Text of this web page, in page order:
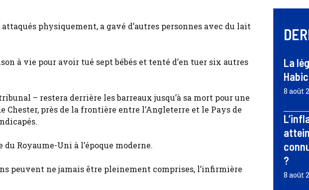
physiquement, a gavé d’autres personnes avec du lait
à vie pour avoir tué sept bébés et tenté d’en tuer six autres
– restera derrière les barreaux jusqu’à sa mort pour une
près de la frontière entre l’Angleterre et le Pays de
Royaume-Uni à l’époque moderne.
peuvent ne jamais être pleinement comprises, l’infirmière
La
8 août
?
8 août